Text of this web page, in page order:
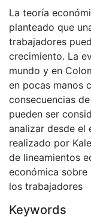
La teoría
planteado que
trabajadores
crecimiento. La
mundo y en
en pocas manos
consecuencias
pueden ser
analizar desde el
realizado por
de lineamientos
económica
los trabajadores
Keywords